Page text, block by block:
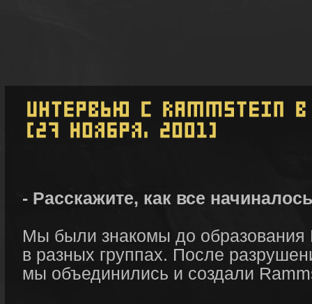
- Расскажите, как все
Мы были знакомы до образования
в разных группах. После
мы объединились и создали